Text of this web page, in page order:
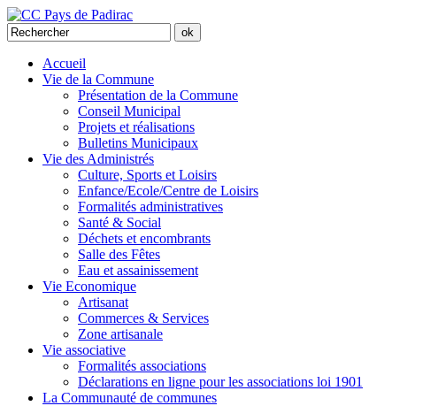
Accueil
Vie de la Commune
Présentation de la Commune
Conseil Municipal
Projets et réalisations
Bulletins Municipaux
Vie des Administrés
Culture, Sports et Loisirs
Enfance/Ecole/Centre de Loisirs
Formalités administratives
Santé & Social
Déchets et encombrants
Salle des Fêtes
Eau et assainissement
Vie Economique
Artisanat
Commerces & Services
Zone artisanale
Vie associative
Formalités associations
Déclarations en ligne pour les associations loi 1901
La Communauté de communes